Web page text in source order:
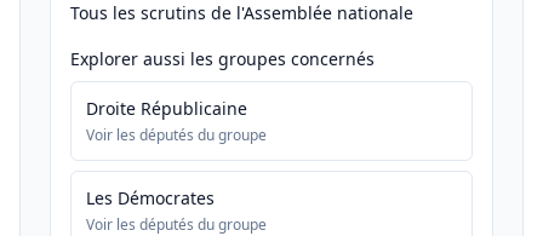
Tous les scrutins de l'Assemblée nationale
Explorer aussi les groupes concernés
Droite Républicaine
Voir les députés du groupe
Les Démocrates
Voir les députés du groupe